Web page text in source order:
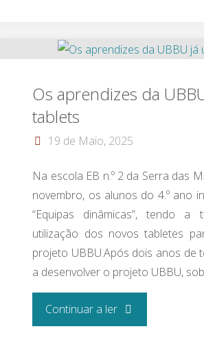
ler”"
Os aprendizes da
tablets
19 de Maio, 2025
Na escola EB n.º 2 da Serra das
novembro, os alunos do 4.º ano
“Equipas dinâmicas”, tendo a
utilização dos novos tabletes
projeto UBBU.Após dois anos de
a desenvolver o projeto UBBU,
Continuar a ler"Os aprendizes